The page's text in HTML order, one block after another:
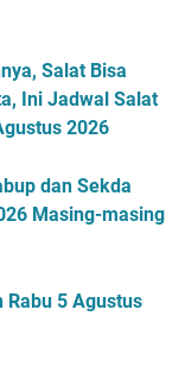
Salat Bisa
Ini Jadwal Salat
2026
dan Sekda
Masing-masing
Rabu 5 Agustus